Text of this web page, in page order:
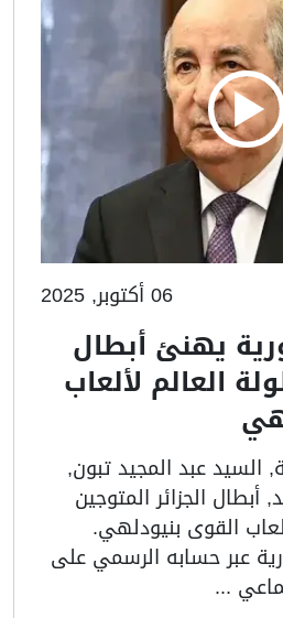
06 أكتوبر, 2025
يهنئ أبطال
العالم لألعاب
السيد عبد المجيد تبون,
الجزائر المتوجين
القوى بنيودلهي.
عبر حسابه الرسمي على
...